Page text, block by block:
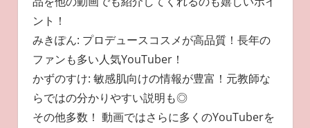
ント！
みきぽん: プロデュースコスメが高品質！長年の
ファンも多い人気YouTuber！
かずのすけ: 敏感肌向けの情報が豊富！元教師な
らではの分かりやすい説明も◎
その他多数！ 動画ではさらに多くのYouTuberを